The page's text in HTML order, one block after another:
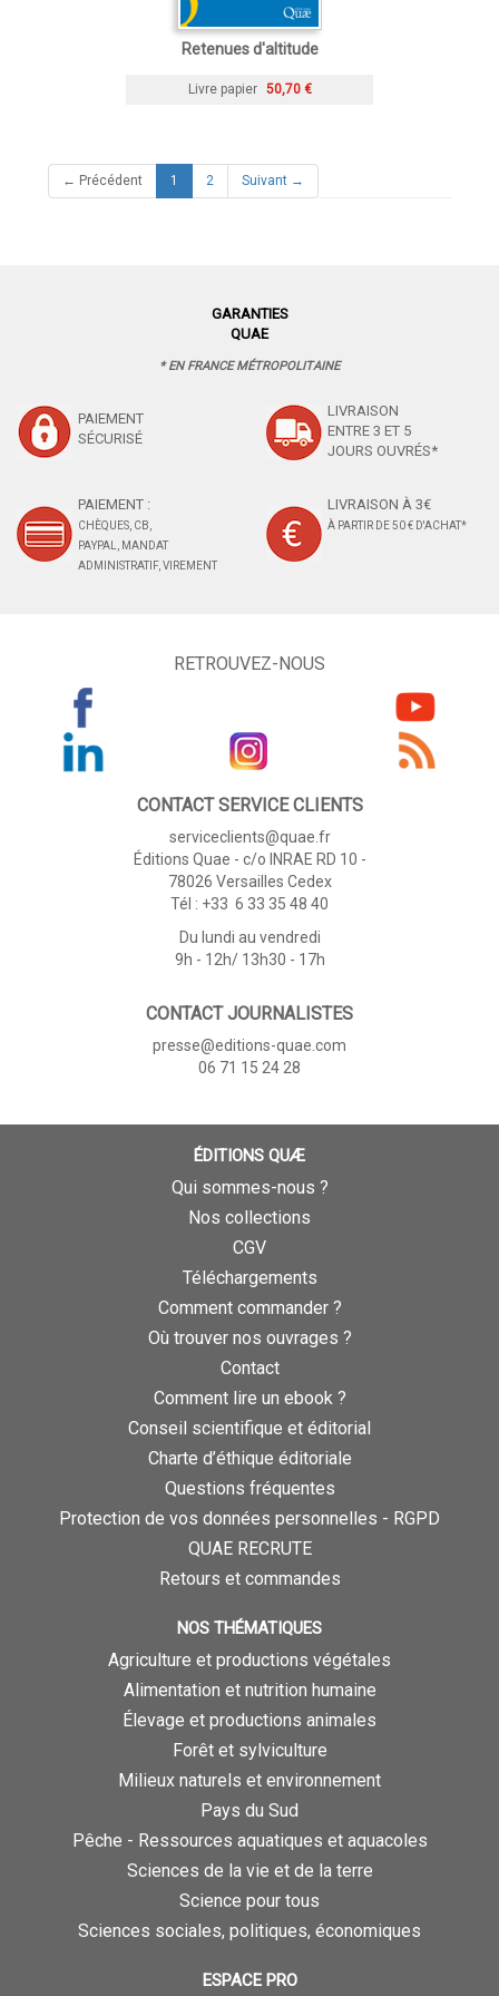
Retenues d'altitude
Livre papier 50,70 €
← Précédent 1 (current)
2 Suivant →
GARANTIES
QUAE
* EN FRANCE MÉTROPOLITAINE
PAIEMENT
SÉCURISÉ
LIVRAISON
ENTRE 3 ET 5
JOURS OUVRÉS*
PAIEMENT :
CHÈQUES, CB,
PAYPAL, MANDAT
ADMINISTRATIF, VIREMENT
LIVRAISON À 3€
À PARTIR DE 50 € D'ACHAT*
RETROUVEZ-NOUS
CONTACT SERVICE CLIENTS
serviceclients@quae.fr
Éditions Quae - c/o INRAE RD 10 -
78026 Versailles Cedex
Tél : +33 6 33 35 48 40
Du lundi au vendredi
9h - 12h/ 13h30 - 17h
CONTACT JOURNALISTES
presse@editions-quae.com
06 71 15 24 28
ÉDITIONS QUÆ
Qui sommes-nous ?
Nos collections
CGV
Téléchargements
Comment commander ?
Où trouver nos ouvrages ?
Contact
Comment lire un ebook ?
Conseil scientifique et éditorial
Charte d’éthique éditoriale
Questions fréquentes
Protection de vos données personnelles - RGPD
QUAE RECRUTE
Retours et commandes
NOS THÉMATIQUES
Agriculture et productions végétales
Alimentation et nutrition humaine
Élevage et productions animales
Forêt et sylviculture
Milieux naturels et environnement
Pays du Sud
Pêche - Ressources aquatiques et aquacoles
Sciences de la vie et de la terre
Science pour tous
Sciences sociales, politiques, économiques
ESPACE PRO